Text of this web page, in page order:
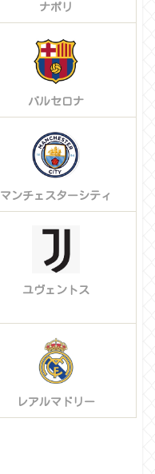
ナポリ
バルセロナ
マンチェスターシティ
ユヴェントス
レアルマドリー